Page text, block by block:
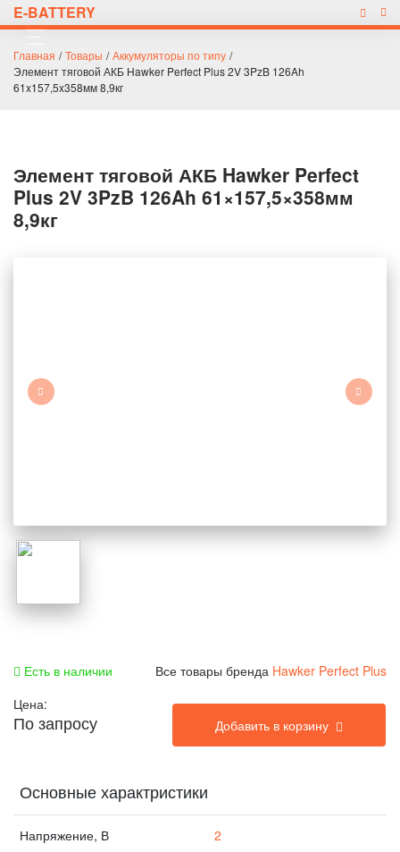
E-BATTERY
Главная / Товары / Аккумуляторы по типу /
Элемент тяговой АКБ Hawker Perfect Plus 2V 3PzB 126Ah
61x157,5x358мм 8,9кг
Элемент тяговой АКБ Hawker Perfect
Plus 2V 3PzB 126Ah 61×157,5×358мм
8,9кг
Есть в наличии Все товары бренда Hawker Perfect Plus
Цена:
По запросу Добавить в корзину
Основные характристики
Напряжение, В 2